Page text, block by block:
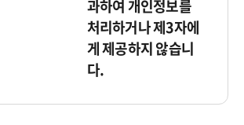
과하여 개인정보를
처리하거나 제3자에
게 제공하지 않습니
다.